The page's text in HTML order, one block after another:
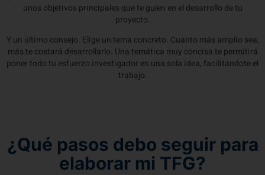
unos objetivos principales que te guíen en el desarrollo de tu
proyecto.
Y un último consejo. Elige un tema concreto. Cuanto más amplio sea,
más te costará desarrollarlo. Una temática muy concisa te permitirá
poner todo tu esfuerzo investigador en una sola idea, facilitándote el
trabajo.
¿Qué pasos debo seguir para
elaborar mi TFG?